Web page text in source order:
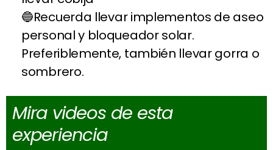
Recuerda llevar implementos de aseo
personal y bloqueador solar.
Preferiblemente, también llevar gorra o
sombrero.
Mira videos de esta
experiencia